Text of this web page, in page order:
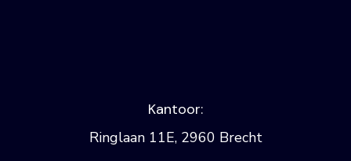
Kantoor:
Ringlaan 11E, 2960 Brecht